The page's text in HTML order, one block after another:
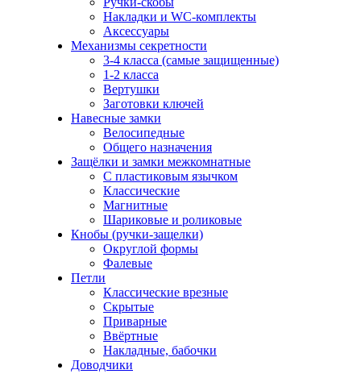
Накладки и WC-комплекты
Аксессуары
Механизмы секретности
3-4 класса (самые защищенные)
1-2 класса
Вертушки
Заготовки ключей
Навесные замки
Велосипедные
Общего назначения
Защёлки и замки межкомнатные
С пластиковым язычком
Классические
Магнитные
Шариковые и роликовые
Кнобы (ручки-защелки)
Округлой формы
Фалевые
Петли
Классические врезные
Скрытые
Приварные
Ввёртные
Накладные, бабочки
Доводчики